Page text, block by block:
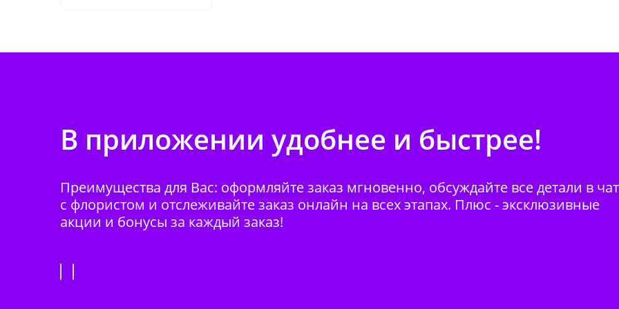
В приложении удобнее и быстрее!
Преимущества для Вас: оформляйте заказ мгновенно, обсуждайте все детали в
с флористом и отслеживайте заказ онлайн на всех этапах. Плюс - эксклюзивные
акции и бонусы за каждый заказ!